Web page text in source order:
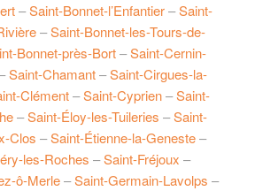
–Saint-Bonnet-l’Enfantier–Saint-
–Saint-Bonnet-les-Tours-de-
Bonnet-près-Bort–Saint-Cernin-
Saint-Chamant–Saint-Cirgues-la-
Clément–Saint-Cyprien–Saint-
–Saint-Éloy-les-Tuileries –Saint-
Clos –Saint-Étienne-la-Geneste–
les-Roches –Saint-Fréjoux –
ô-Merle–Saint-Germain-Lavolps –